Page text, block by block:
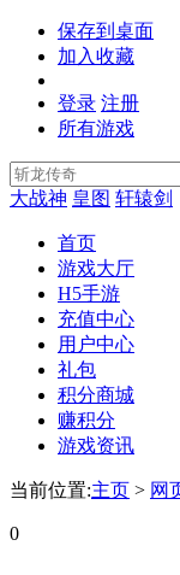
保存到桌面
加入收藏
登录 注册
所有游戏
大战神 皇图 轩辕剑
首页
游戏大厅
H5手游
充值中心
用户中心
礼包
积分商城
赚积分
游戏资讯
当前位置:主页 > 网
0